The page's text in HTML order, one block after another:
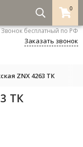
0
8-800-333-5530
Звонок бесплатный по РФ
Заказать звонок
ZNX 4263 ТК
ТК